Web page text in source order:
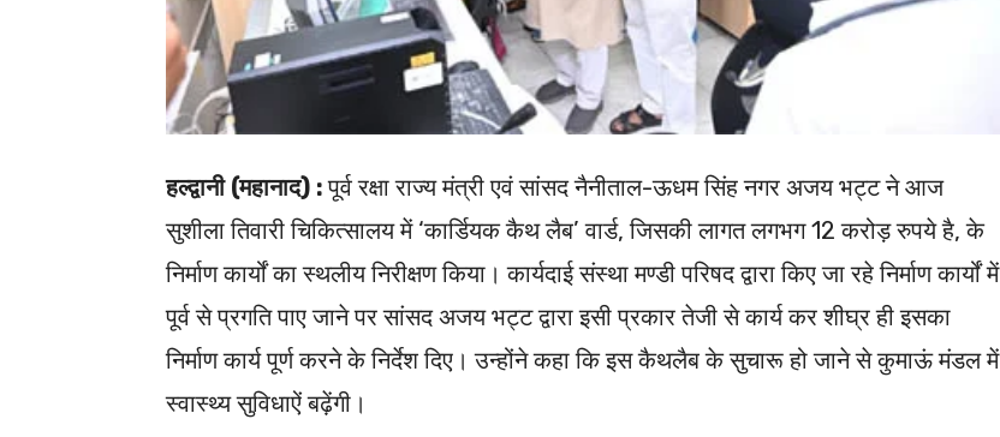
हल्द्वानी (महानाद) :पूर्व रक्षा राज्य मंत्री एवं सांसद नैनीताल-ऊधम सिंह नगर अजय भट्ट ने आज
सुशीला तिवारी चिकित्सालय में ‘कार्डियक कैथ लैब’ वार्ड, जिसकी लागत लगभग 12 करोड़ रुपये है, के
निर्माण कार्यों का स्थलीय निरीक्षण किया। कार्यदाई संस्था मण्डी परिषद द्वारा किए जा रहे निर्माण कार्यों में
पूर्व से प्रगति पाए जाने पर सांसद अजय भट्ट द्वारा इसी प्रकार तेजी से कार्य कर शीघ्र ही इसका
निर्माण कार्य पूर्ण करने के निर्देश दिए। उन्होंने कहा कि इस कैथलैब के सुचारू हो जाने से कुमाऊं मंडल में
स्वास्थ्य सुविधाऐं बढ़ेंगी।